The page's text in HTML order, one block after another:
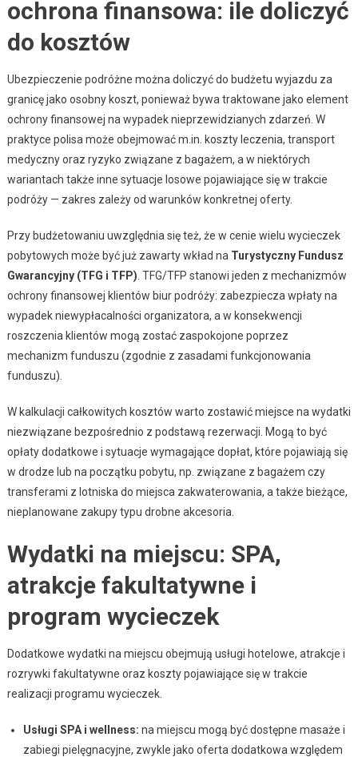
ochrona finansowa: ile doliczyć
do kosztów
Ubezpieczenie podróżne można doliczyć do budżetu wyjazdu za
granicę jako osobny koszt, ponieważ bywa traktowane jako element
ochrony finansowej na wypadek nieprzewidzianych zdarzeń. W
praktyce polisa może obejmować m.in. koszty leczenia, transport
medyczny oraz ryzyko związane z bagażem, a w niektórych
wariantach także inne sytuacje losowe pojawiające się w trakcie
podróży — zakres zależy od warunków konkretnej oferty.
Przy budżetowaniu uwzględnia się też, że w cenie wielu wycieczek
pobytowych może być już zawarty wkład na Turystyczny Fundusz
Gwarancyjny (TFG i TFP) . TFG/TFP stanowi jeden z mechanizmów
ochrony finansowej klientów biur podróży: zabezpiecza wpłaty na
wypadek niewypłacalności organizatora, a w konsekwencji
roszczenia klientów mogą zostać zaspokojone poprzez
mechanizm funduszu (zgodnie z zasadami funkcjonowania
funduszu).
W kalkulacji całkowitych kosztów warto zostawić miejsce na wydatki
niezwiązane bezpośrednio z podstawą rezerwacji. Mogą to być
opłaty dodatkowe i sytuacje wymagające dopłat, które pojawiają się
w drodze lub na początku pobytu, np. związane z bagażem czy
transferami z lotniska do miejsca zakwaterowania, a także bieżące,
nieplanowane zakupy typu drobne akcesoria.
Wydatki na miejscu: SPA,
atrakcje fakultatywne i
program wycieczek
Dodatkowe wydatki na miejscu obejmują usługi hotelowe, atrakcje i
rozrywki fakultatywne oraz koszty pojawiające się w trakcie
realizacji programu wycieczek.
Usługi SPA i wellness: na miejscu mogą być dostępne masaże i
zabiegi pielęgnacyjne, zwykle jako oferta dodatkowa względem